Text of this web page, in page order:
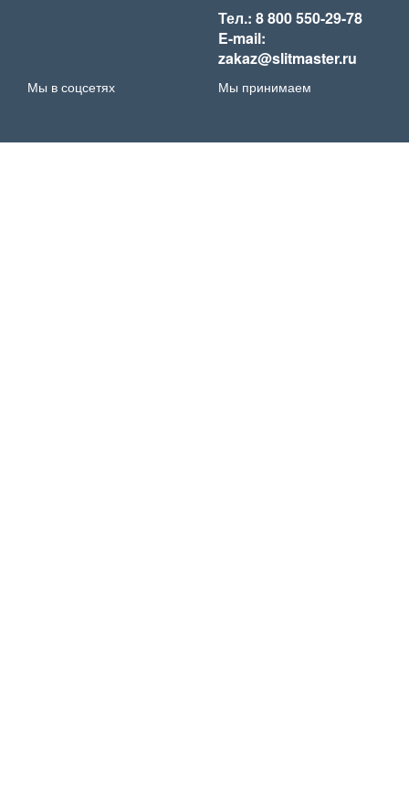
Тел.: 8 800 550-29-78
E-mail:
zakaz@slitmaster.ru
Мы в соцсетях Мы принимаем